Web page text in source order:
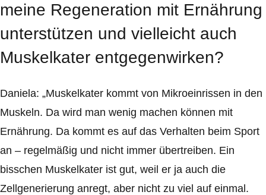
meine Regeneration mit Ernährung
unterstützen und vielleicht auch
Muskelkater entgegenwirken?
Daniela: „Muskelkater kommt von Mikroeinrissen in den
Muskeln. Da wird man wenig machen können mit
Ernährung. Da kommt es auf das Verhalten beim Sport
an – regelmäßig und nicht immer übertreiben. Ein
bisschen Muskelkater ist gut, weil er ja auch die
Zellgenerierung anregt, aber nicht zu viel auf einmal.